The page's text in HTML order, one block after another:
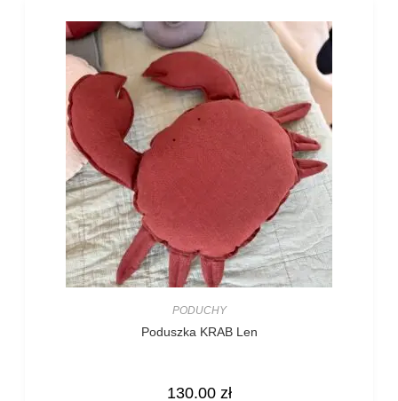
PODUCHY
Poduszka KRAB Len
130.00 zł